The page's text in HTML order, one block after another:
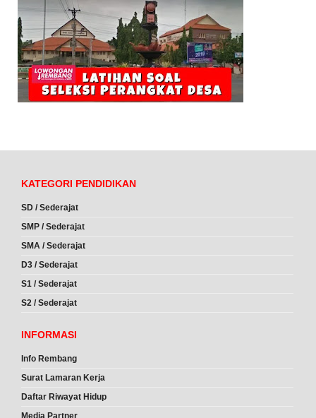
KATEGORI PENDIDIKAN
SD / Sederajat
SMP / Sederajat
SMA / Sederajat
D3 / Sederajat
S1 / Sederajat
S2 / Sederajat
INFORMASI
Info Rembang
Surat Lamaran Kerja
Daftar Riwayat Hidup
Media Partner